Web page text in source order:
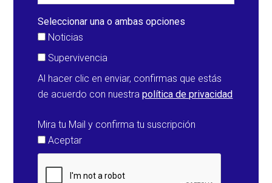
Seleccionar una o ambas opciones
Noticias
Supervivencia
Al hacer clic en enviar, confirmas que estás
de acuerdo con nuestrapolítica de privacidad
Mira tu Mail y confirma tu suscripción
Aceptar